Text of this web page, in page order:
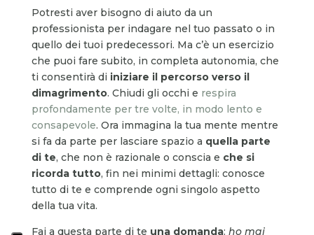
Potresti aver bisogno di aiuto da un
professionista per indagare nel tuo passato o in
quello dei tuoi predecessori. Ma c’è un esercizio
che puoi fare subito, in completa autonomia, che
ti consentirà di iniziare il percorso verso il
dimagrimento. Chiudi gli occhi e respira
profondamente per tre volte, in modo lento e
consapevole. Ora immagina la tua mente mentre
si fa da parte per lasciare spazio a quella parte
di te, che non è razionale o conscia e che si
ricorda tutto, fin nei minimi dettagli: conosce
tutto di te e comprende ogni singolo aspetto
della tua vita.
Fai a questa parte di te una domanda: ho mai